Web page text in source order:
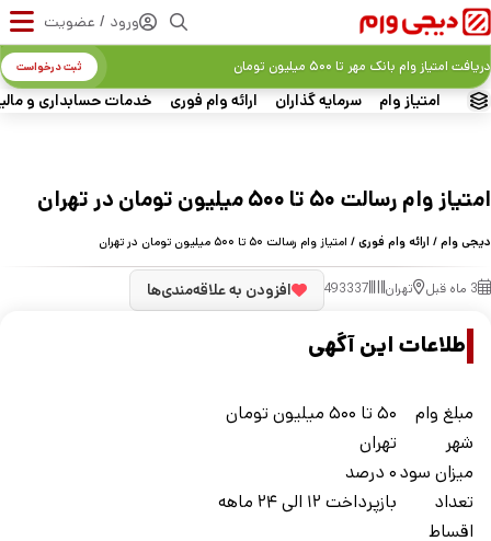
ورود / عضویت
امتیاز وام سرمایه گذاران ارائه وام فوری خدمات حسابداری و
دریافت امتیاز وام بانک مهر تا ۵۰۰ میلیون تومان ثبت درخواست
امتیاز وام رسالت ۵۰ تا ۵۰۰ میلیون تومان در تهران
دیجی وام/ ارائه وام فوری/ امتیاز وام رسالت ۵۰ تا ۵۰۰ میلیون تومان در تهران
3 ماه قبل تهران 493337 افزودن به علاقه‌مندی‌ها
اطلاعات این آگهی
مبلغ وام
۵۰ تا ۵۰۰ میلیون تومان
شهر
تهران
ميزان سود۰ درصد
تعداد
اقساط
بازپرداخت ۱۲ الی ۲۴ ماهه